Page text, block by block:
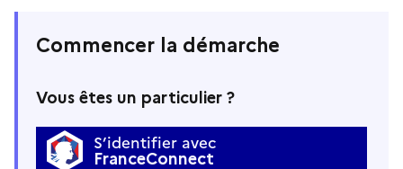
Commencer la démarche
Vous êtes un particulier ?
S’identifier avec
FranceConnect